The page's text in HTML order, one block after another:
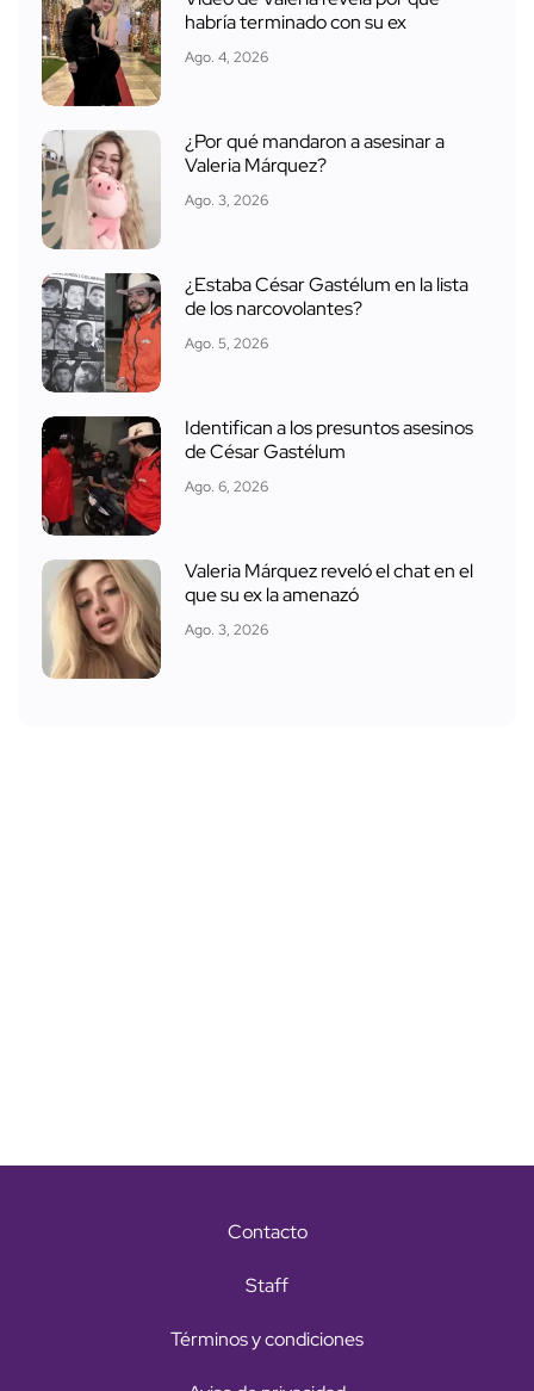
habría terminado con su ex
Ago. 4, 2026
¿Por qué mandaron a asesinar a
Valeria Márquez?
Ago. 3, 2026
¿Estaba César Gastélum en la lista
de los narcovolantes?
Ago. 5, 2026
Identifican a los presuntos asesinos
de César Gastélum
Ago. 6, 2026
Valeria Márquez reveló el chat en el
que su ex la amenazó
Ago. 3, 2026
Contacto
Staff
Términos y condiciones